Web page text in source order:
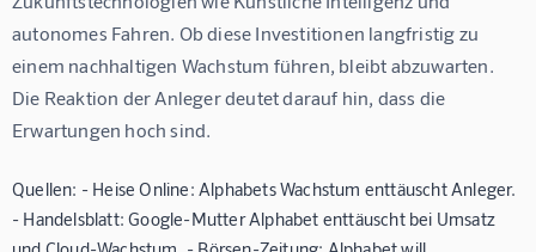
autonomes Fahren. Ob diese Investitionen langfristig zu
einem nachhaltigen Wachstum führen, bleibt abzuwarten.
Die Reaktion der Anleger deutet darauf hin, dass die
Erwartungen hoch sind.
Quellen: - Heise Online: Alphabets Wachstum enttäuscht Anleger.
- Handelsblatt: Google-Mutter Alphabet enttäuscht bei Umsatz